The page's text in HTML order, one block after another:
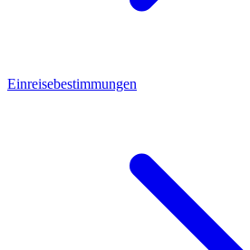
Einreisebestimmungen